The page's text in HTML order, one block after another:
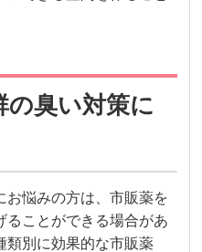
の臭い対策に
お悩みの方は、市販薬を
ることができる場合があ
類別に効果的な市販薬